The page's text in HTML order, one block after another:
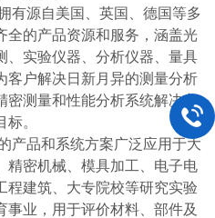
有源自美国、英国、德国等多
全的产品资源和服务，涵盖光
、实验仪器、分析仪器、量具
客户解决日新月异的测量分析
测量和性能分析系统解决方
。
产品和系统方案广泛应用于大
精密机械、模具加工、电子电
程建筑、大专院校等研究实验
事业，用于评价材料、部件及